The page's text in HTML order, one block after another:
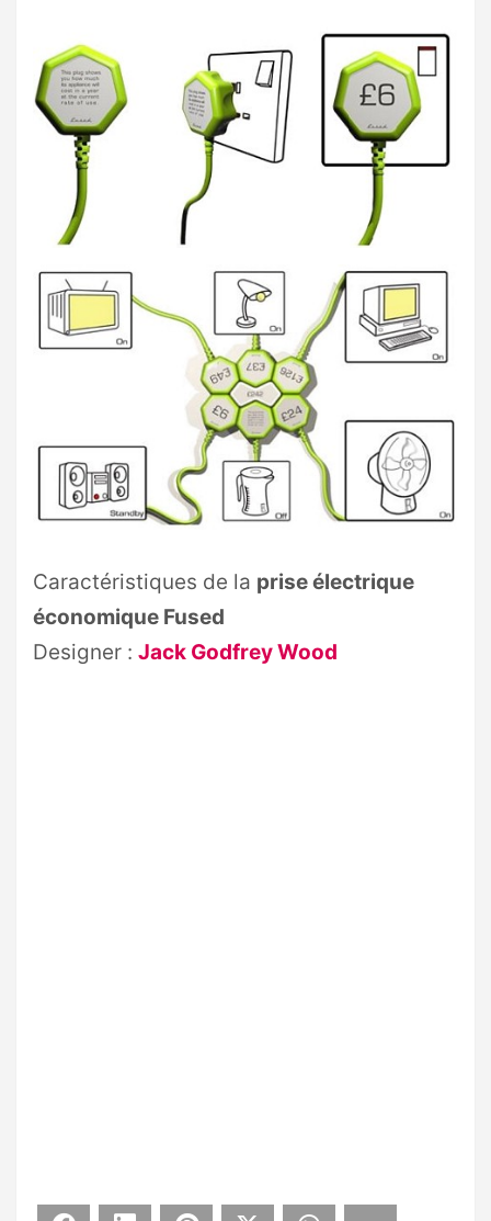
Caractéristiques de la prise électrique
économique Fused
Designer : Jack Godfrey Wood